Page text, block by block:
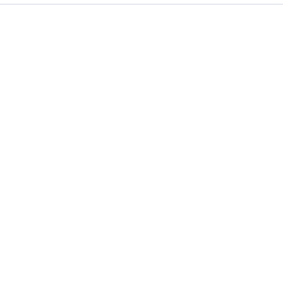
Ready EU